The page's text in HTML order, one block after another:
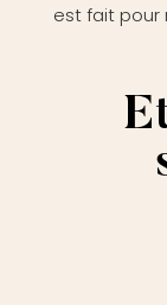
est fait pour